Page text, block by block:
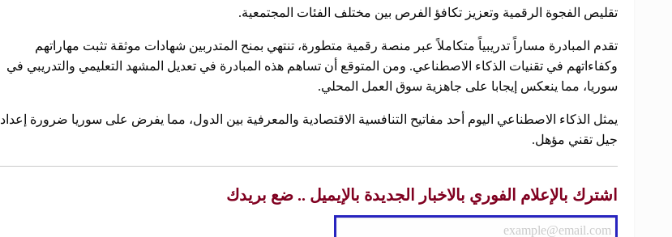
تقليص الفجوة الرقمية وتعزيز تكافؤ الفرص بين مختلف الفئات المجتمعية.
تقدم المبادرة مساراً تدريبياً متكاملاً عبر منصة رقمية متطورة، تنتهي بمنح المتدربين شهادات موثقة تثبت مهاراتهم
وكفاءاتهم في تقنيات الذكاء الاصطناعي. ومن المتوقع أن تساهم هذه المبادرة في تعديل المشهد التعليمي والتدريبي في
سوريا، مما ينعكس إيجابا على جاهزية سوق العمل المحلي.
يمثل الذكاء الاصطناعي اليوم أحد مفاتيح التنافسية الاقتصادية والمعرفية بين الدول، مما يفرض على سوريا ضرورة إعداد
جيل تقني مؤهل.
اشترك بالإعلام الفوري بالاخبار الجديدة بالإيميل .. ضع بريدك